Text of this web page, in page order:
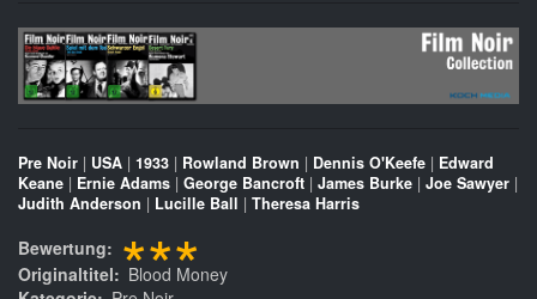
Pre Noir | USA | 1933 | Rowland Brown | Dennis O'Keefe | Edward
Keane | Ernie Adams | George Bancroft | James Burke | Joe Sawyer |
Judith Anderson | Lucille Ball | Theresa Harris
Bewertung ***
Originaltitel
Blood Money